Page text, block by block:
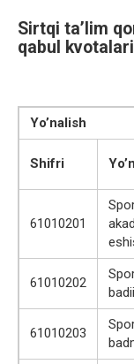
Sirtqi ta’lim
qabul kvotalari
Yo’nalish
Shifri
61010201
61010202
61010203